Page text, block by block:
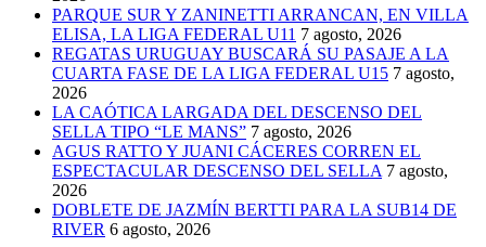
PARQUE SUR Y ZANINETTI ARRANCAN, EN VILLA
ELISA, LA LIGA FEDERAL U11 7 agosto, 2026
REGATAS URUGUAY BUSCARÁ SU PASAJE A LA
CUARTA FASE DE LA LIGA FEDERAL U15 7 agosto,
2026
LA CAÓTICA LARGADA DEL DESCENSO DEL
SELLA TIPO “LE MANS” 7 agosto, 2026
AGUS RATTO Y JUANI CÁCERES CORREN EL
ESPECTACULAR DESCENSO DEL SELLA 7 agosto,
2026
DOBLETE DE JAZMÍN BERTTI PARA LA SUB14 DE
RIVER 6 agosto, 2026